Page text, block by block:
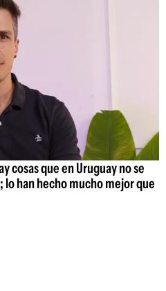
cosas que en Uruguay no se
han hecho mucho mejor que